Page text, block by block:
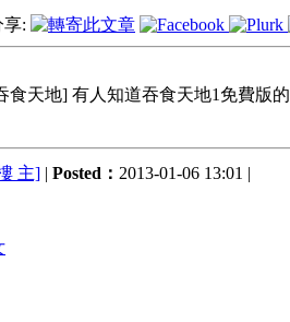
享:
食天地] 有人知道吞食天地1免費版
主] | Posted： 2013-01-06 13:01 |